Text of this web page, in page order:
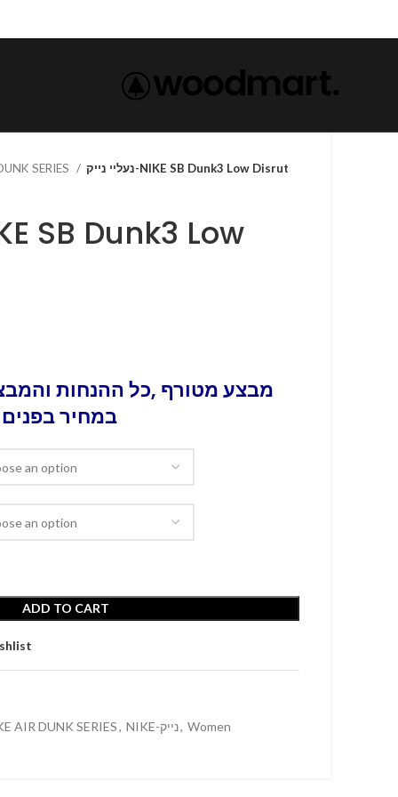
SERIES נעליי נייק-NIKE SB Dunk3 Low Disrut
מבצע מטורף ,כל ההנחות
במחיר
ADD TO CART
AIR DUNK SERIES, NIKE-נייק, Women